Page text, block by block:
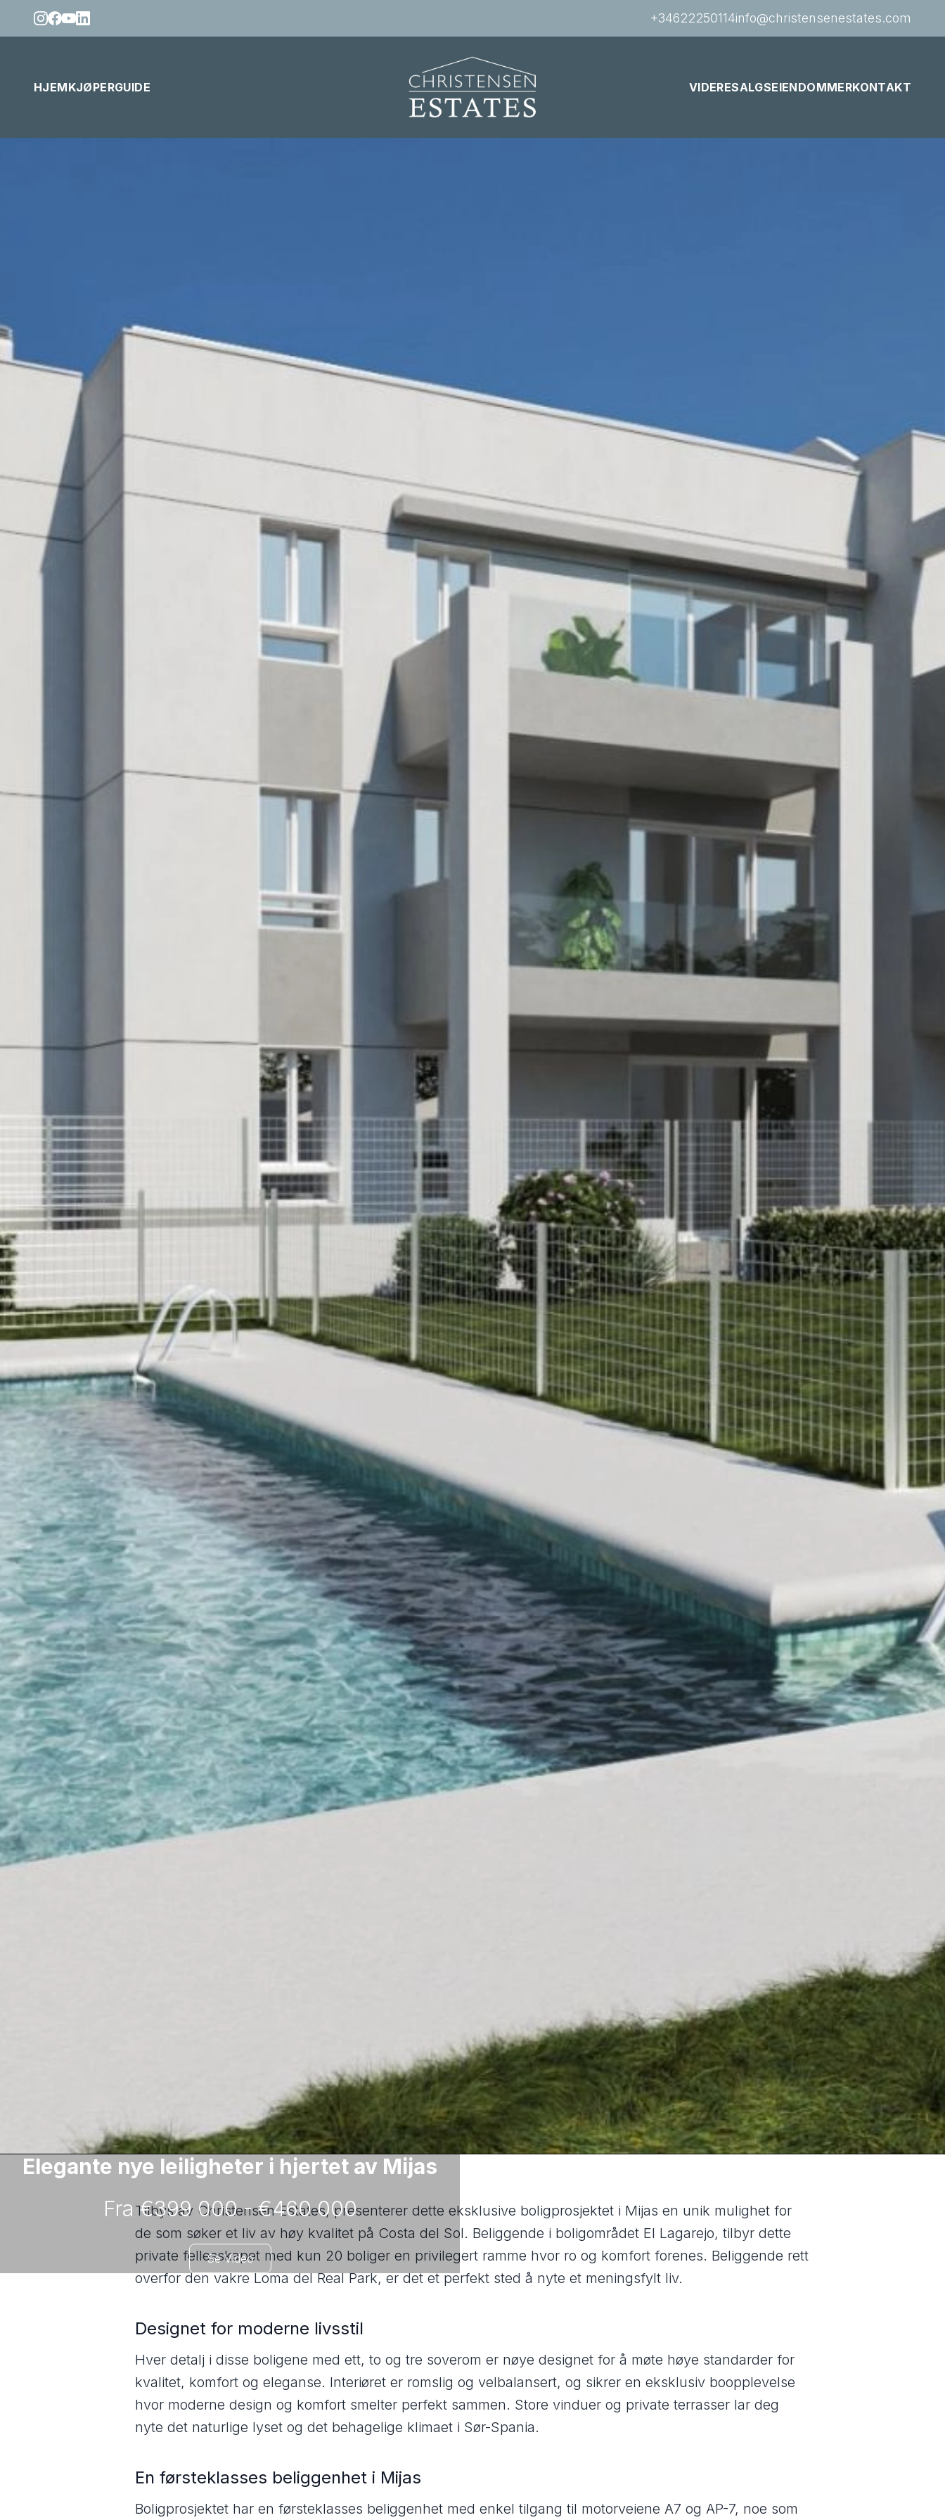
+34622250114info@christensenestates.com
HJEMKJØPERGUIDE VIDERESALGSEIENDOMMERKONTAKT
Elegante nye leiligheter i hjertet av Mijas
Fra €399 000 - €460 000
Se Video
Tilbys av Christensen Estates, presenterer dette eksklusive boligprosjektet i Mijas en unik mulighet for
de som søker et liv av høy kvalitet på Costa del Sol. Beliggende i boligområdet El Lagarejo, tilbyr dette
private fellesskapet med kun 20 boliger en privilegert ramme hvor ro og komfort forenes. Beliggende rett
overfor den vakre Loma del Real Park, er det et perfekt sted å nyte et meningsfylt liv.
Designet for moderne livsstil
Hver detalj i disse boligene med ett, to og tre soverom er nøye designet for å møte høye standarder for
kvalitet, komfort og eleganse. Interiøret er romslig og velbalansert, og sikrer en eksklusiv boopplevelse
hvor moderne design og komfort smelter perfekt sammen. Store vinduer og private terrasser lar deg
nyte det naturlige lyset og det behagelige klimaet i Sør-Spania.
En førsteklasses beliggenhet i Mijas
Boligprosjektet har en førsteklasses beliggenhet med enkel tilgang til motorveiene A7 og AP-7, noe som